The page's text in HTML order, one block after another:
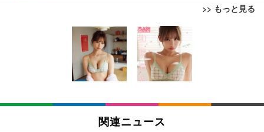
>> もっと見る
エレコム モニターアーム シングルアーム 17~32イン
チ対応 耐荷重:9kg ガス式 VESA規格対応 ブラック
DPA-SS02BK
￥3,770
エレコム モニターアーム ワイドモニター対応 17~49
ケット付属 関節5軸 DPA-SS11BK
EIZO ビジネス向けプレミアムモニター | FlexScan
EV3240X-WT | 31.5型4K UHD・USB Type-C・ホワ
イト
￥105,595
EIZO ビジネス向けプレミアムモニター | FlexScan
Bluetoothイヤホン ワイヤレスイヤホン IPX7防水
最大60時間再生 2026年最新Bluetooth6.0ブルートゥ
ースイヤホン 全音域HIFI音質低遅延接続瞬時 片耳/
両耳 WEB会議/運動/ゲーム/通学通勤/スポーツ/音楽
用iPhone/Android対応 (002 black)
￥999
Grithope イヤホン タイプC【2026新モデル 耐久
重低音 遅延なし関連ニュース